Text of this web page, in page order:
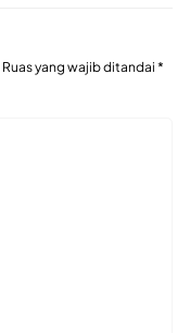
Ruas yang wajib ditandai *